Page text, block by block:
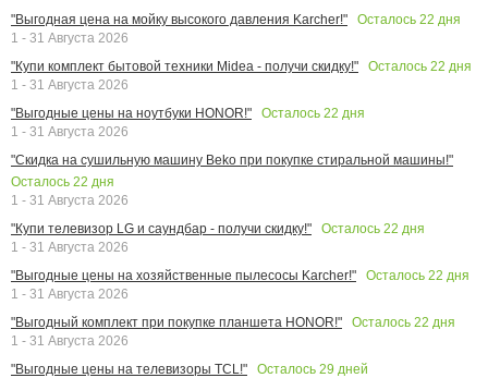
"Выгодная цена на мойку высокого давления Karcher!"
Осталось 22 дня
1 - 31 Августа 2026
"Купи комплект бытовой техники Midea - получи скидку!"
Осталось 22 дня
1 - 31 Августа 2026
"Выгодные цены на ноутбуки HONOR!"
Осталось 22 дня
1 - 31 Августа 2026
"Скидка на сушильную машину Beko при покупке стиральной машины!"
Осталось 22 дня
1 - 31 Августа 2026
"Купи телевизор LG и саундбар - получи скидку!"
Осталось 22 дня
1 - 31 Августа 2026
"Выгодные цены на хозяйственные пылесосы Karcher!"
Осталось 22 дня
1 - 31 Августа 2026
"Выгодный комплект при покупке планшета HONOR!"
Осталось 22 дня
1 - 31 Августа 2026
"Выгодные цены на телевизоры TCL!"
Осталось 29 дней